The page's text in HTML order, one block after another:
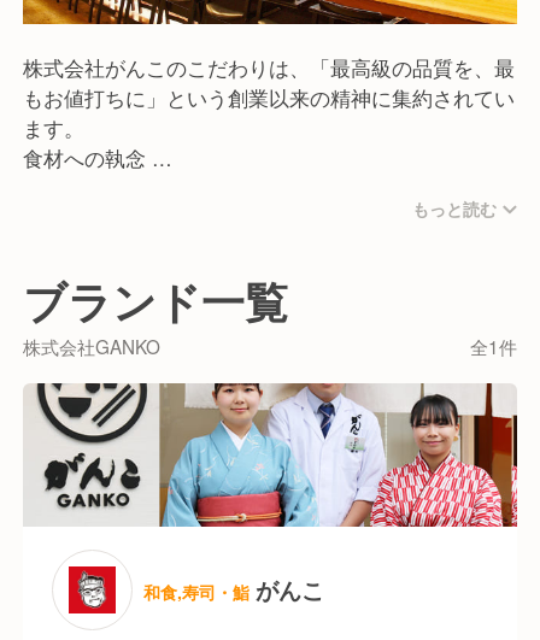
株式会社がんこのこだわりは、「最高級の品質を、最
もお値打ちに」という創業以来の精神に集約されてい
ます。
食材への執念
腐、米など厳選した素材を自社工場で加工。中間コス
しています。
「お屋敷」という文化再生
歴史的価値のある邸宅を買い取り、庭園と共に保存・
ストラン」は、同社独自の文化貢献です。
伝統×革新の調理
職人の手仕事（技）を重んじつつ、最新の調理科学や
DXを導入。誰が作っても「がんこの味」を守れる科
学的な仕組みづくりにこだわっています。
もっと読む
ブランド一覧
株式会社GANKO 全1件
和食,寿司・鮨 がんこ